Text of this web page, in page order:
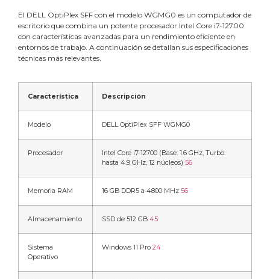
El DELL OptiPlex SFF con el modelo WGMG0 es un computador de
escritorio que combina un potente procesador Intel Core i7-12700
con características avanzadas para un rendimiento eficiente en
entornos de trabajo. A continuación se detallan sus especificaciones
técnicas más relevantes.
Característica Descripción
Modelo DELL OptiPlex SFF WGMG0
Procesador
Intel Core i7-12700 (Base: 1.6 GHz, Turbo:
hasta 4.9 GHz, 12 núcleos) 56
Memoria RAM 16 GB DDR5 a 4800 MHz 56
Almacenamiento SSD de 512 GB 45
Sistema
Operativo
Windows 11 Pro 24